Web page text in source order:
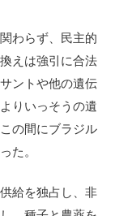
わらず、民主的
えは強引に合法
ントや他の遺伝
りいっそうの遺
の間にブラジル
た。
給を独占し、非